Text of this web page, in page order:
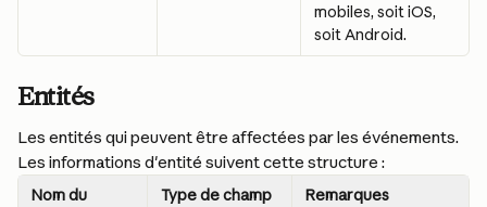
mobiles, soit iOS,
soit Android.
Entités
Les entités qui peuvent être affectées par les événements.
Les informations d'entité suivent cette structure :
Nom du
Type de champ Remarques